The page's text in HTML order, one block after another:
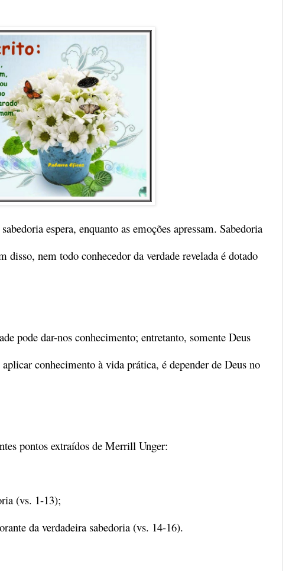
espera, enquanto as emoções apressam. Sabedoria
nem todo conhecedor da verdade revelada é dotado
pode dar-nos conhecimento; entretanto, somente Deus
conhecimento à vida prática, é depender de Deus no
pontos extraídos de Merrill Unger:
(vs. 1-13);
da verdadeira sabedoria (vs. 14-16).